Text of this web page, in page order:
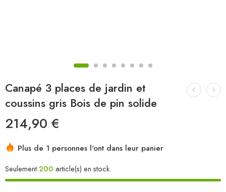
Canapé 3 places de jardin et
coussins gris Bois de pin solide
214,90 €
Plus de 1 personnes l'ont dans leur panier
Seulement200 article(s) en stock.